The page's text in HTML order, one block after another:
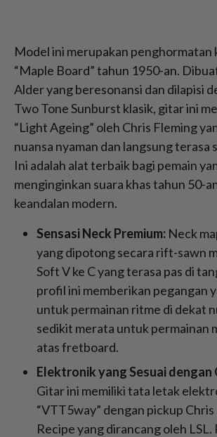
Model ini merupakan penghormatan
“Maple Board” tahun 1950-an.
Alder yang beresonansi dan dilapisi
Two Tone Sunburst klasik, gitar ini
“Light Ageing” oleh Chris Fleming
nuansa nyaman dan langsung terasa
Ini adalah alat terbaik bagi pemain
menginginkan suara khas tahun 50-
keandalan modern.
Sensasi Neck Premium: Neck
yang dipotong secara rift-sawn
Soft V ke C yang terasa pas di
profil ini memberikan pegangan
untuk permainan ritme di dekat
sedikit merata untuk permainan
atas fretboard.
Elektronik yang Sesuai dengan
Gitar ini memiliki tata letak
“VTT5way” dengan pickup
Recipe yang dirancang oleh LSL.